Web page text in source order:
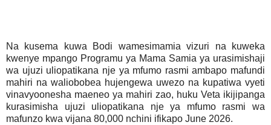
Na kusema kuwa Bodi wamesimamia vizuri na kuweka
kwenye mpango Programu ya Mama Samia ya urasimishaji
wa ujuzi uliopatikana nje ya mfumo rasmi ambapo mafundi
mahiri na waliobobea hujengewa uwezo na kupatiwa vyeti
vinavyoonesha maeneo ya mahiri zao, huku Veta ikijipanga
kurasimisha ujuzi uliopatikana nje ya mfumo rasmi wa
mafunzo kwa vijana 80,000 nchini ifikapo June 2026.